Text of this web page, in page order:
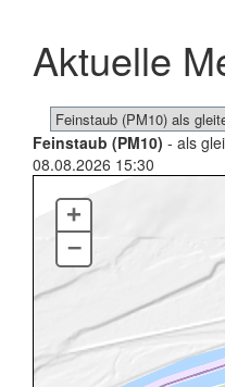
Aktuelle
Feinstaub (PM10) - als
08.08.2026 15:30
+
–